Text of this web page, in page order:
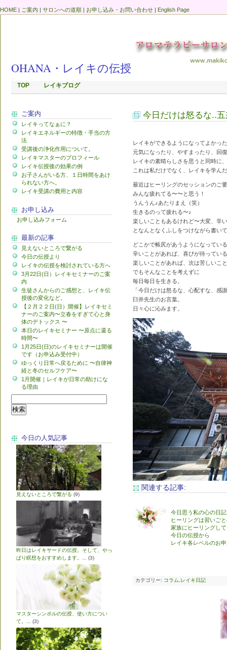
HOME | ご案内 | サロンへの道順 | お申し込み・お問い合わせ | English Page
OHANA・レイキの伝授
TOP レイキブログ
ご案内
レイキってなぁに？
レイキエネルギーの特徴・手当の方
法
受講後の浄化作用について。
レイキマスターのプロフィール
レイキ伝授後の効果の例
お子さんがいる方、１日時間をあけ
られない方へ。
レイキ受講の費用と内容
お申し込み
お申し込みフォーム
最新の記事
見えないところで繋がる
今日の伝授より
レイキの伝授を検討されている方へ
3月22日(日）レイキセミナーのご案
内
生徒さんからのご感想と、レイキ伝
授後の変化など。
【２月２２日(日）開催】レイキセミ
ナーのご案内〜立春をすぎて心と身
体のデトックス 〜
本日のレイキセミナー 〜原点に還る
時間〜
1月25日(日)のレイキセミナーは開催
です（お申込み受付中）
ゆっくり日常へ戻るために 〜自律神
経と冬のセルフケア〜
1月開催｜レイキが日常の助けにな
る理由
今日の人気記事
見えないところで繋がる (9)
昨日はレイキサードの伝授。そして、やっ
ぱり瞑想をおすすめします。...
(3)
マスターシンボルの伝授、使い方につい
て。...
(3)
今日だけは怒るな..
レイキができるようになってよかっ
元気になったり、やすまったり、回
レイキの素晴らしさを思うと同時に
これは私だけでなく、レイキを学ん
最近はヒーリングのセッションのご
みんな疲れてる〜〜と思う！
うんうん♪あたりまえ（笑）
生きるのって疲れる〜♪
楽しいこともあるけれど〜大変、辛
となんとなくふしをつけながら書い
どこかで帳尻があうようになってい
辛いことがあれば、喜びが待っている
楽しいことがあれば、次は苦しいこ
でもそんなことを考えずに
毎日毎日を生きる。
「今日だけは怒るな、心配すな、感
臼井先生のお言葉。
日々心に沁みます。
関連する記事:
今日思う私の心の日記
ヒーリングは習いご
家族にヒーリングし
今日の伝授から
レイキ各レベルのお
カテゴリー: コラム レイキ日記